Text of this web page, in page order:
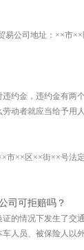
易公司地址：××
约金，违约金有两
动者就应当给予用
市××区××街××号
司可拒赔吗？
的情况下发生了交
人员、被保险人以